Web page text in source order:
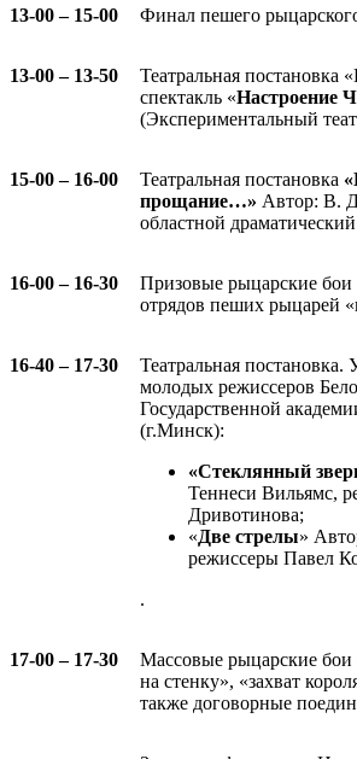
13-00 – 15-00 Финал пешего
13-00 – 13-50
Театральная постановка
спектакль «Настроение Ч
(Экспериментальный
15-00 – 16-00 Театральная постановка
прощание…» Автор: В.
областной
16-00 – 16-30
Призовые рыцарские бои
отрядов пеших рыцарей
16-40 – 17-30
Театральная
молодых режиссеров
Государственной
(г.Минск):
«Стеклянный
Теннеси Вильямс,
Дривотинова;
«Две стрелы»
режиссеры Павел
.
17-00 – 17-30
Массовые рыцарские бои
на стенку», «захват
также договорные